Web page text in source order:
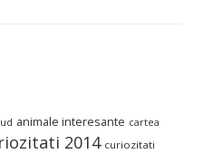
animale interesante cartea
2014 curiozitati